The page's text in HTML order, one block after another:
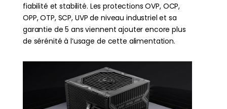
fiabilité et stabilité. Les protections OVP, OCP,
OPP, OTP, SCP, UVP de niveau industriel et sa
garantie de 5 ans viennent ajouter encore plus
de sérénité à l’usage de cette alimentation.